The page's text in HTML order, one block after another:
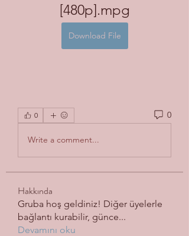
[480p].mpg
Download File
0 0
Write a comment...
Hakkında
Gruba hoş geldiniz! Diğer üyelerle
bağlantı kurabilir, günce...
Devamını oku